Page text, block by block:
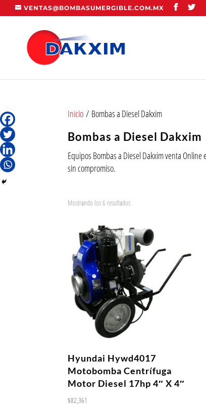
VENTAS@BOMBASUMERGIBLE.COM.MX
Inicio / Bombas a Diesel Dakxim
Bombas a Diesel Dakxim
Equipos Bombas a Diesel Dakxim venta
sin compromiso.
Mostrando los 6 resultados
Hyundai Hywd4017
Motobomba Centrífuga
Motor Diesel 17hp 4″ X 4″
$82,361